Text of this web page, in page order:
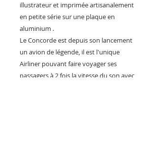
illustrateur et imprimée artisanalement
en petite série sur une plaque en
aluminium .
Le Concorde est depuis son lancement
un avion de légende, il est l'unique
Airliner pouvant faire voyager ses
passagers à 2 fois la vitesse du son avec